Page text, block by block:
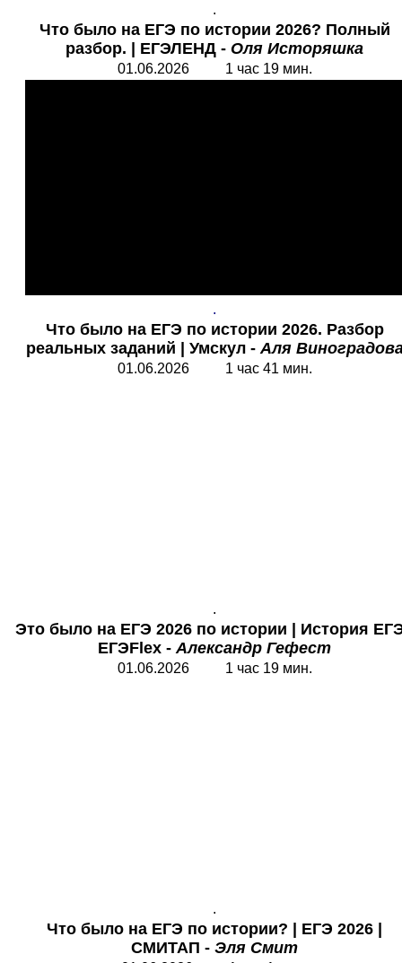
.
Что было на ЕГЭ по истории 2026? Полный
разбор. | ЕГЭЛЕНД - Оля Исторяшка
01.06.2026 1 час 19 мин.
.
Что было на ЕГЭ по истории 2026. Разбор
реальных заданий | Умскул -Аля
01.06.2026 1 час 41 мин.
.
Это было на ЕГЭ 2026 по истории | История
ЕГЭFlex -Александр Гефест
01.06.2026 1 час 19 мин.
.
Что было на ЕГЭ по истории? ЕГЭ 2026
СМИТАП - Эля Смит